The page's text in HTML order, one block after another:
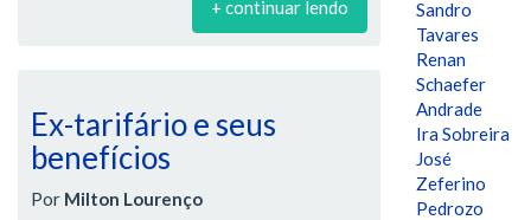
+ continuar lendo
Ex-tarifário e seus
benefícios
Por Milton Lourenço
Sandro
Tavares
Renan
Schaefer
Andrade
Ira Sobreira
José
Zeferino
Pedrozo